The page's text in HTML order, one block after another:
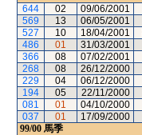
644
02 09/06/2001
569
13 06/05/2001
527
10 18/04/2001
486
01 31/03/2001
366
08 07/02/2001
268
08 26/12/2000
229
04 06/12/2000
194
05 22/11/2000
081
01 04/10/2000
037
01 17/09/2000
99/00 馬季